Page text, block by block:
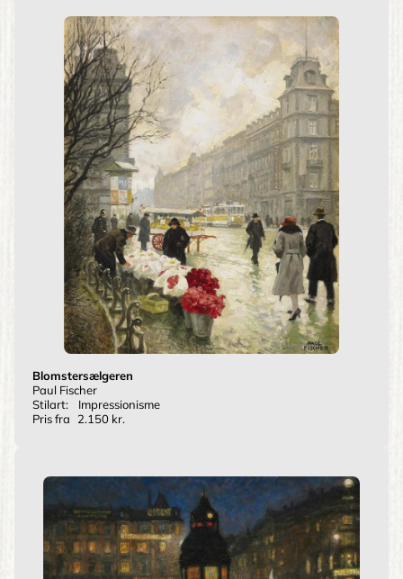
Blomstersælgeren
Paul Fischer
Stilart:
Impressionisme
Pris fra
2.150 kr.